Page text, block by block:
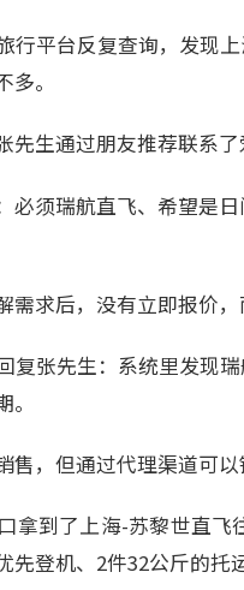
行平台反复查询，发现
。
生通过朋友推荐联系了
必须瑞航直飞、希望是
需求后，没有立即报价
复张先生：系统里发现
，但通过代理渠道可以
拿到了上海-苏黎世直
先登机、2件32公斤的托